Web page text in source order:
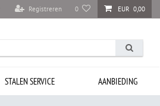
Registreren 0 EUR 0,00
STALEN SERVICE AANBIEDING